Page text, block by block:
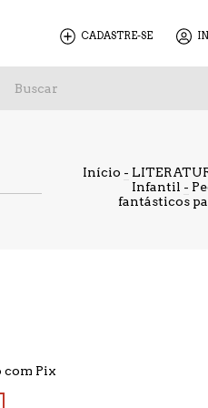
CADASTRE-SE
CHAMADA PARA
Início -
Infantil -
fantásticos
com Pix